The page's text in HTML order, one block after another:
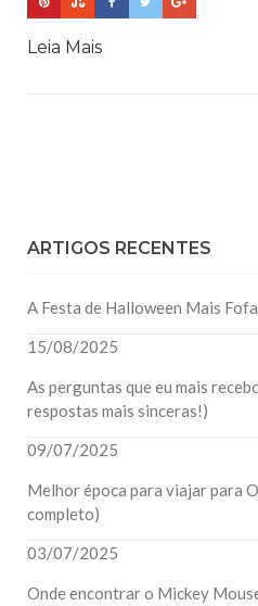
Leia Mais
ARTIGOS RECENTES
A Festa de Halloween Mais
15/08/2025
As perguntas que eu mais
respostas mais sinceras!)
09/07/2025
Melhor época para viajar para
completo)
03/07/2025
Onde encontrar o Mickey